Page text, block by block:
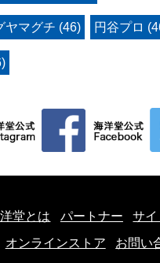
ヤマグチ (46) 円谷プロ
堂とは パートナー
サ
オンラインストア
お問い